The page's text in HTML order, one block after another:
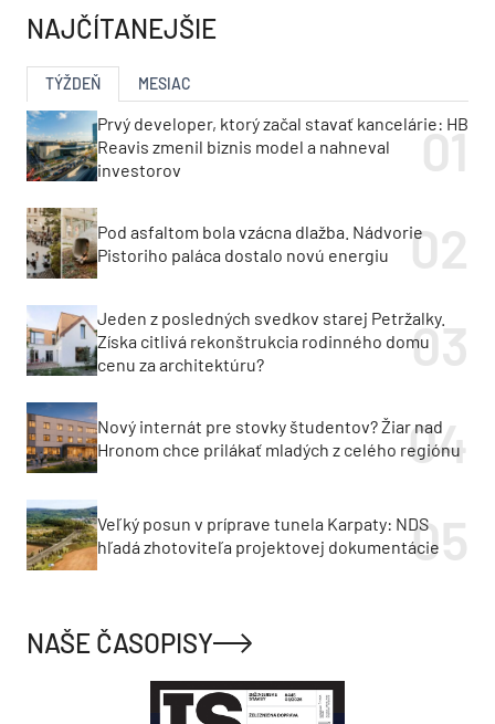
NAJČÍTANEJŠIE
TÝŽDEŇ MESIAC
Prvý developer, ktorý začal stavať kancelárie: HB
Reavis zmenil biznis model a nahneval
investorov
Pod asfaltom bola vzácna dlažba. Nádvorie
Pistoriho paláca dostalo novú energiu
Jeden z posledných svedkov starej Petržalky.
Získa citlivá rekonštrukcia rodinného domu
cenu za architektúru?
Nový internát pre stovky študentov? Žiar nad
Hronom chce prilákať mladých z celého regiónu
Veľký posun v príprave tunela Karpaty: NDS
hľadá zhotoviteľa projektovej dokumentácie
NAŠE ČASOPISY